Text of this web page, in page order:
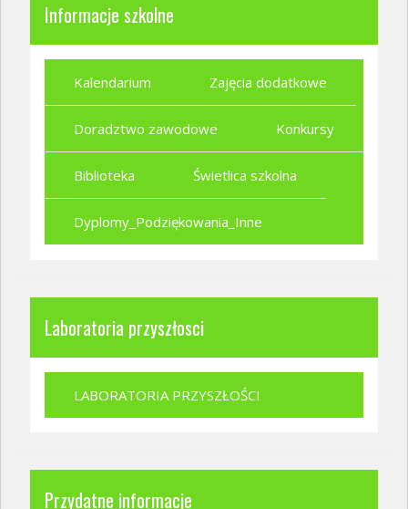
Informacje szkolne
Kalendarium Zajęcia dodatkowe
Doradztwo zawodowe Konkursy
Biblioteka Świetlica szkolna
Dyplomy_Podziękowania_Inne
Laboratoria przyszłosci
LABORATORIA PRZYSZŁOŚCI
Przydatne informacje